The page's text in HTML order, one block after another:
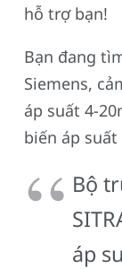
hỗ trợ bạn!
Bạn đang
Siemens,
áp suất 4-
biến áp
Bộ
áp